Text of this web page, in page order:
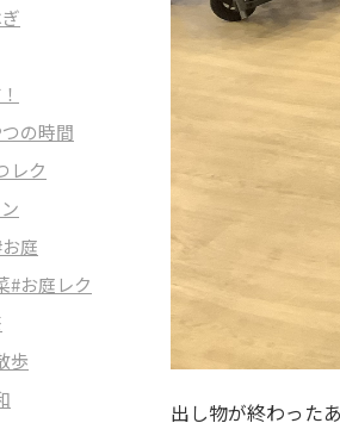
出し物が終わった
の時間
レク
庭
#お庭レク
歩